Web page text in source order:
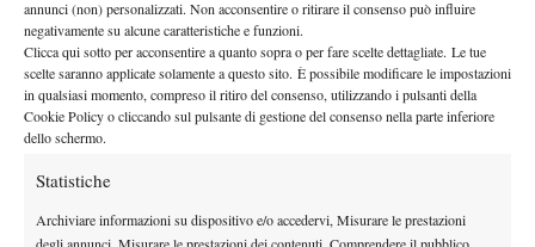
annunci (non) personalizzati. Non acconsentire o ritirare il consenso può influire
negativamente su alcune caratteristiche e funzioni.
Clicca qui sotto per acconsentire a quanto sopra o per fare scelte dettagliate. Le tue
scelte saranno applicate solamente a questo sito. È possibile modificare le impostazioni
in qualsiasi momento, compreso il ritiro del consenso, utilizzando i pulsanti della
Cookie Policy o cliccando sul pulsante di gestione del consenso nella parte inferiore
dello schermo.
Statistiche
Archiviare informazioni su dispositivo e/o accedervi, Misurare le prestazioni
degli annunci, Misurare le prestazioni dei contenuti, Comprendere il pubblico
commette due gravi errori di diritto e il tedesco, alla terza palla
break del parziale, si riporta in vantaggio 2 set a 1.
Nel quarto set, dopo aver ottenuto il break in apertura, l’azzurro
controlla, ma al quinto game, dopo aver recuperato da 0-40,
perde il servizio con due gratuiti. Cobolli controbreakka
permettendo a Zverev di fare 5-5. Al tie-break è più solido il
romano che riesce a prevalere per 7 punti a 5.